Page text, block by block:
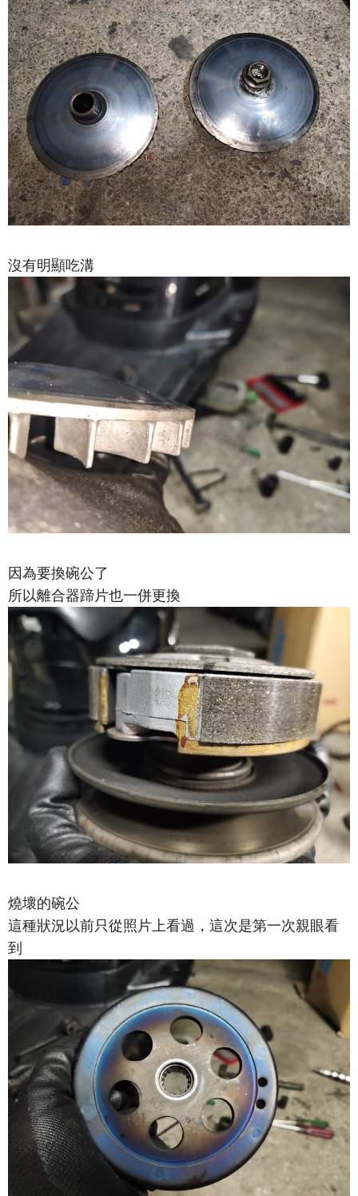
沒有明顯吃溝
因為要換碗公了
所以離合器蹄片也一併更換
燒壞的碗公
這種狀況以前只從照片上看過，這次是第一次親眼看
到